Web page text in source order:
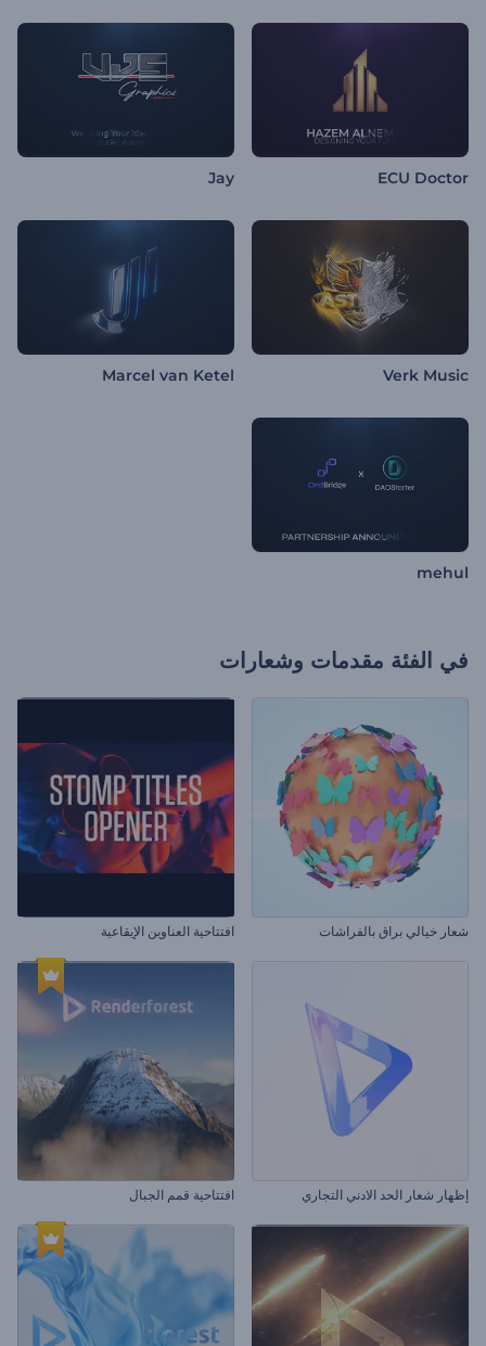
ECU Doctor
Jay
Verk Music
Marcel van Ketel
mehul
في الفئة مقدمات وشعارات
شعار خيالي براق بالفراشات افتتاحية العناوين الإيقاعية
إظهار شعار الحد الادني التجاري افتتاحية قمم الجبال